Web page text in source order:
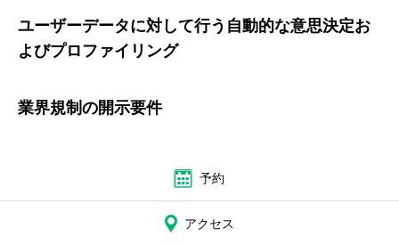
ユーザーデータに対して行う自動的な意思決定お
よびプロファイリング
業界規制の開示要件
予約
アクセス